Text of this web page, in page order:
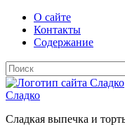
О сайте
Контакты
Содержание
Сладко
Сладкая выпечка и